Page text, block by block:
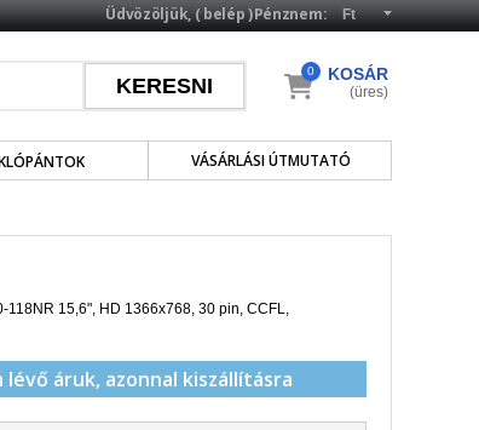
Pénznem:
Üdvözöljük, (belép)
VÁSÁRLÁSI ÚTMUTATÓ
KOSÁR
0
(üres)
118NR 15,6", HD 1366x768, 30 pin, CCFL,
lévő áruk, azonnal kiszállításra